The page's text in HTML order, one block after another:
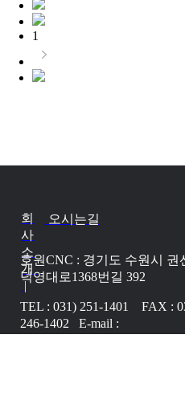
1
회
사
소
개
|
오시는길
호원CNC : 경기도 수원시 권
덕영대로1368번길 392
TEL : 031) 251-1401 FAX :
246-1402 E-mail :